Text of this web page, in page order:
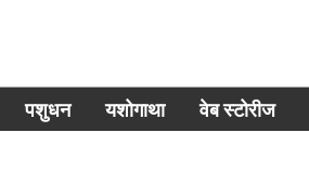
पशुधन यशोगाथा वेब स्टोरीज